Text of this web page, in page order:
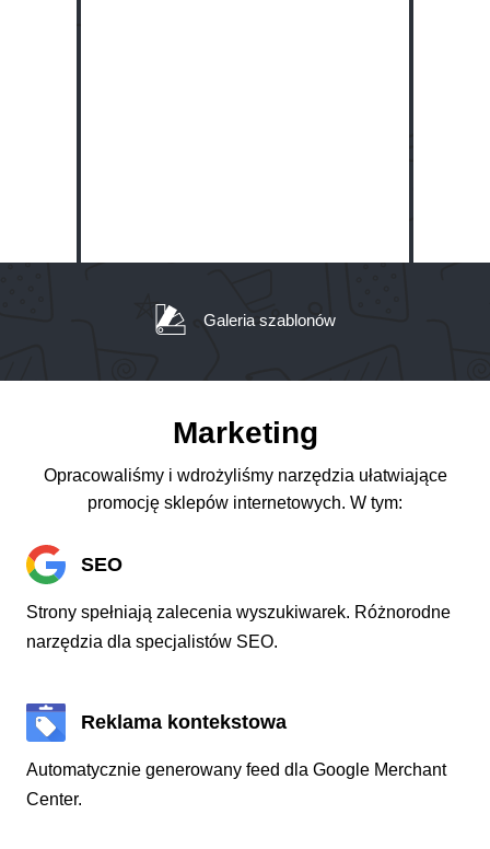
Galeria szablonów
Marketing
Opracowaliśmy i wdrożyliśmy narzędzia ułatwiające
promocję sklepów internetowych. W tym:
SEO
Strony spełniają zalecenia wyszukiwarek. Różnorodne
narzędzia dla specjalistów SEO.
Reklama kontekstowa
Automatycznie generowany feed dla Google Merchant
Center.